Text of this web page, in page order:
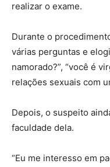
realizar o exame.
Durante o
várias perguntas e
namorado?”, “você é
relações sexuais com
Depois, o suspeito
faculdade dela.
“Eu me interesso em